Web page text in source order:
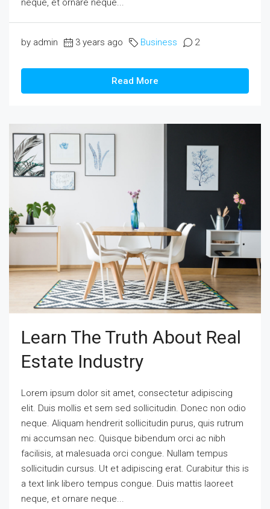
neque, et ornare neque...
by admin 3 years ago Business 2
Read More
Learn The Truth About Real
Estate Industry
Lorem ipsum dolor sit amet, consectetur adipiscing
elit. Duis mollis et sem sed sollicitudin. Donec non odio
neque. Aliquam hendrerit sollicitudin purus, quis rutrum
mi accumsan nec. Quisque bibendum orci ac nibh
facilisis, at malesuada orci congue. Nullam tempus
sollicitudin cursus. Ut et adipiscing erat. Curabitur this is
a text link libero tempus congue. Duis mattis laoreet
neque, et ornare neque...